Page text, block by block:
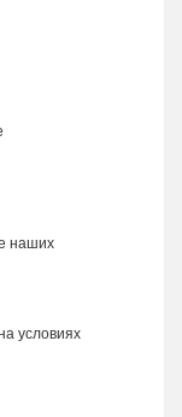
наших
условиях